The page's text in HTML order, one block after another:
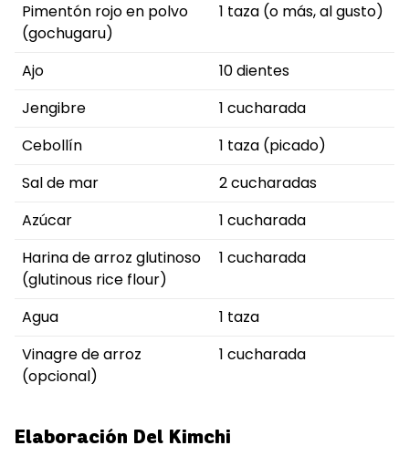
Pimentón rojo en polvo
(gochugaru)
1 taza (o más, al gusto)
Ajo
10 dientes
Jengibre
1 cucharada
Cebollín
1 taza (picado)
Sal de mar
2 cucharadas
Azúcar
1 cucharada
Harina de arroz glutinoso
(glutinous rice flour)
1 cucharada
Agua
1 taza
Vinagre de arroz
(opcional)
1 cucharada
Elaboración Del Kimchi